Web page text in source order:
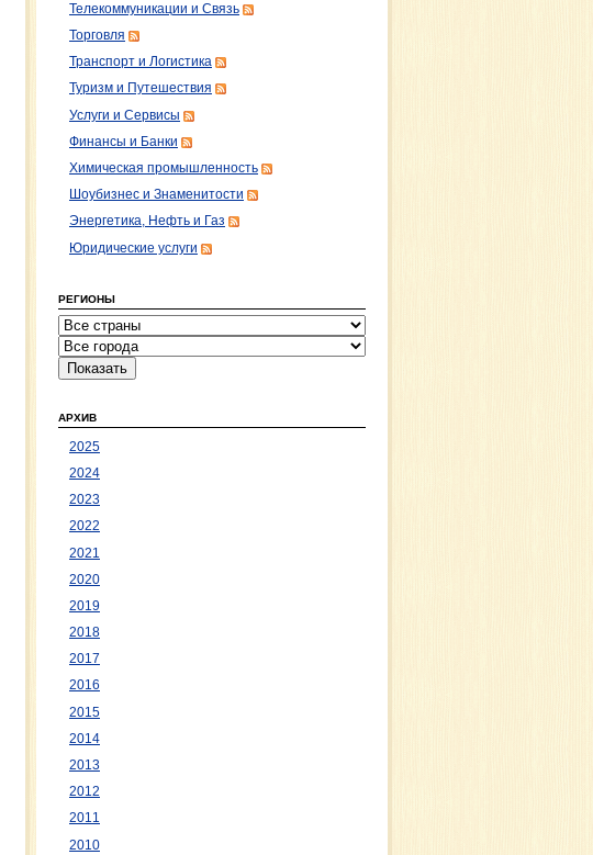
Телекоммуникации и Связь
Торговля
Транспорт и Логистика
Туризм и Путешествия
Услуги и Сервисы
Финансы и Банки
Химическая промышленность
Шоубизнес и Знаменитости
Энергетика, Нефть и Газ
Юридические услуги
РЕГИОНЫ
АРХИВ
2025
2024
2023
2022
2021
2020
2019
2018
2017
2016
2015
2014
2013
2012
2011
2010